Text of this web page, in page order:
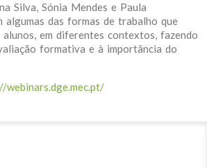
Silva, Sónia Mendes e Paula
algumas das formas de trabalho que
alunos, em diferentes contextos, fazendo
formativa e à importância do
webinars.dge.mec.pt/